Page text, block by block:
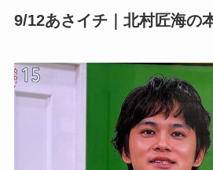
9/12あさイチ｜北村匠海の